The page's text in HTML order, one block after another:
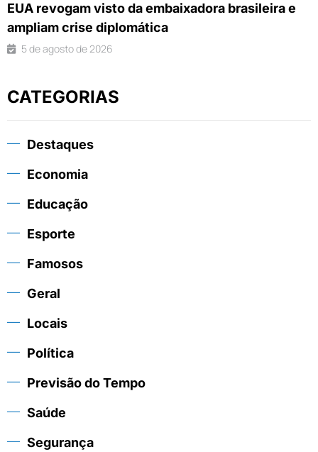
EUA revogam visto da embaixadora brasileira e
ampliam crise diplomática
5 de agosto de 2026
CATEGORIAS
Destaques
Economia
Educação
Esporte
Famosos
Geral
Locais
Política
Previsão do Tempo
Saúde
Segurança